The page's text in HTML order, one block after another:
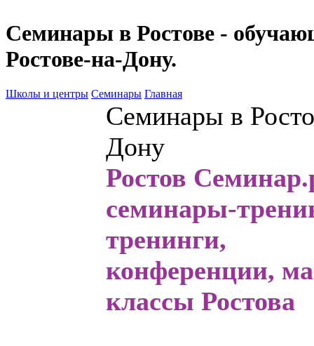
Семинары в Ростове -
Ростове-на-Дону.
Школы и центры Семинары Главная
Семинары в
Дону
Ростов
семинары-
тренинги,
конференции,
классы Ростова